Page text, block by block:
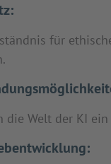
für
die Welt der KI